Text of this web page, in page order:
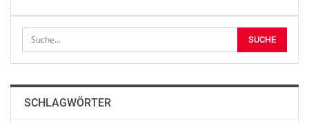
diesen Kurs auch die FPÖ in Niederösterreich mitträgt.“
Volkspartei Niederösterreich
Website: https://vpnoe.at/presse/
SCHLAGWÖRTER